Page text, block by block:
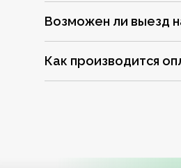
Возможен ли выезд
Как производится